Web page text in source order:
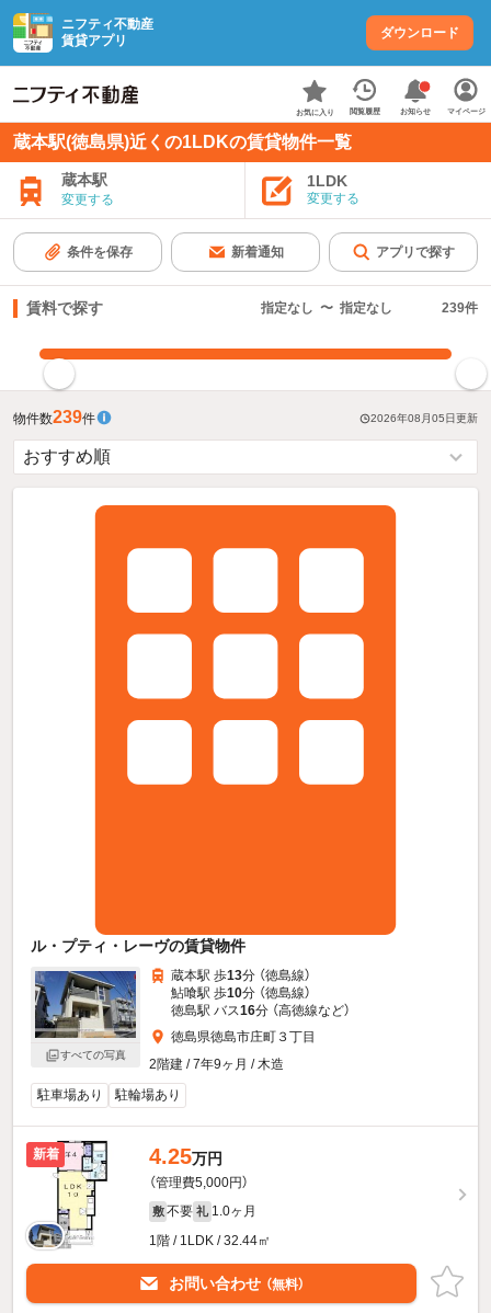
ニフティ不動産
賃貸アプリ
ダウンロード
お気に入り 閲覧履歴 お知らせ マイページ
蔵本駅(徳島県)近くの1LDKの賃貸物件一覧
蔵本駅
変更する
1LDK
変更する
条件を保存 新着通知 アプリで探す
賃料で探す 指定なし 〜 指定なし 239件
物件数239件 2026年08月05日更新
ル・プティ・レーヴの賃貸物件
すべての写真
蔵本駅 歩13分 （徳島線）
鮎喰駅 歩10分 （徳島線）
徳島駅 バス16分 （高徳線など）
徳島県徳島市庄町３丁目
2階建 / 7年9ヶ月 / 木造
駐車場あり
駐輪場あり
新着 4.25万円
（管理費5,000円）
敷 不要 礼 1.0ヶ月
1階 / 1LDK / 32.44㎡
お問い合わせ （無料）